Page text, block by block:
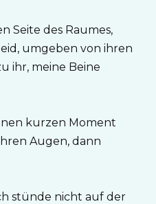
Seite des Raumes,
umgeben von ihren
ihr, meine Beine
kurzen Moment
Augen, dann
stünde nicht auf der